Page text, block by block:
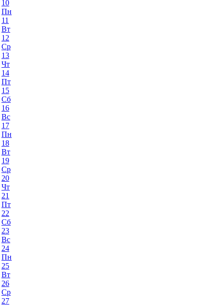
10
Пн
11
Вт
12
Ср
13
Чт
14
Пт
15
Сб
16
Вс
17
Пн
18
Вт
19
Ср
20
Чт
21
Пт
22
Сб
23
Вс
24
Пн
25
Вт
26
Ср
27